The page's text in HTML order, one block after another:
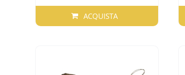
ACQUISTA